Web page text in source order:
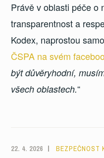
Právě v oblasti péče o
transparentnost a
Kodex, naprostou
ČSPA na svém
být důvěryhodní,
všech oblastech.“
22. 4. 2026 BEZPEČNOST